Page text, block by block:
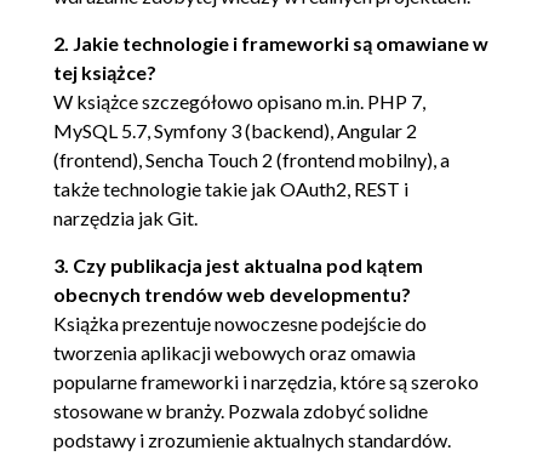
Tworzenie klas encji dla aplikacji (68)
Tworzenie pierwszego kontrolera w standardzie
REST (70)
Przeprowadzanie testów (74)
Optymalizacja kodu (77)
Publikacja kodu w środowisku testowym (77)
Rozdział 4. Tworzenie front-endu za pomocą Angulara
2 (79)
Jak działa Angular 2? (80)
2. Jakie technologie i frameworki są omawiane w
tej książce?
W książce szczegółowo opisano m.in. PHP 7,
MySQL 5.7, Symfony 3 (backend), Angular 2
(frontend), Sencha Touch 2 (frontend mobilny), a
także technologie takie jak OAuth2, REST i
narzędzia jak Git.
3. Czy publikacja jest aktualna pod kątem
obecnych trendów web developmentu?
Książka prezentuje nowoczesne podejście do
tworzenia aplikacji webowych oraz omawia
popularne frameworki i narzędzia, które są szeroko
stosowane w branży. Pozwala zdobyć solidne
podstawy i zrozumienie aktualnych standardów.